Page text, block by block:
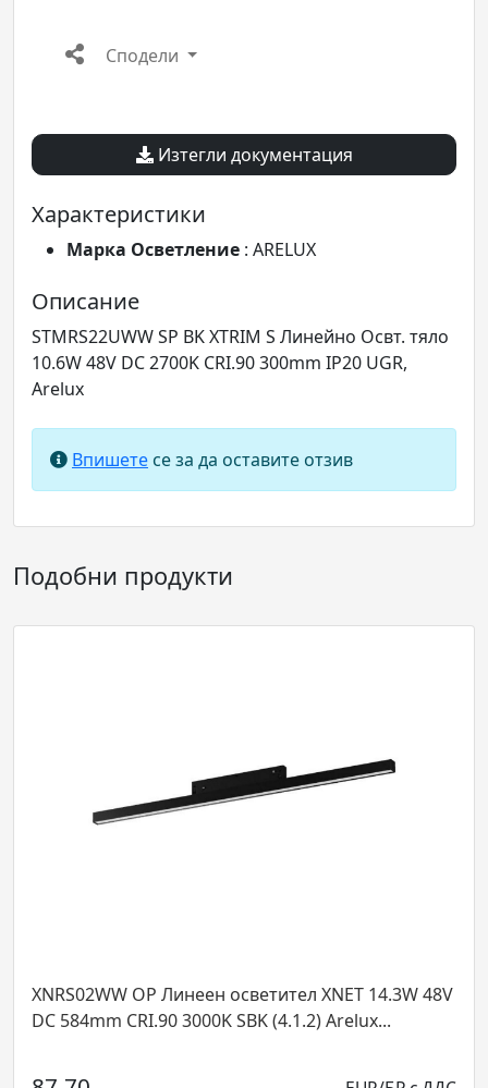
Сподели
Изтегли документация
Характеристики
Марка Осветление : ARELUX
Описание
STMRS22UWW SP BK XTRIM S Линейно Освт. тяло
10.6W 48V DC 2700K CRI.90 300mm IP20 UGR,
Arelux
Впишете се за да оставите отзив
Подобни продукти
OP Линеен осветител XNET 14.3W 48V
CRI.90 3000K SBK (4.1.2) Arelux...